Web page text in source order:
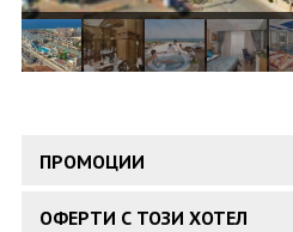
ПРОМОЦИИ
ОФЕРТИ С ТОЗИ ХОТЕЛ